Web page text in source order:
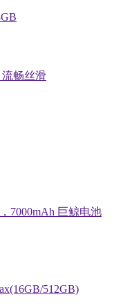
畅丝滑
7000mAh 巨鲸电池